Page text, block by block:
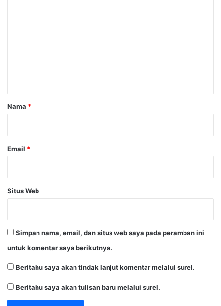
rNama *
Email *
Situs Web
Simpan nama, email, dan situs web saya pada peramban ini
untuk komentar saya berikutnya.
Beritahu saya akan tindak lanjut komentar melalui surel.
Beritahu saya akan tulisan baru melalui surel.